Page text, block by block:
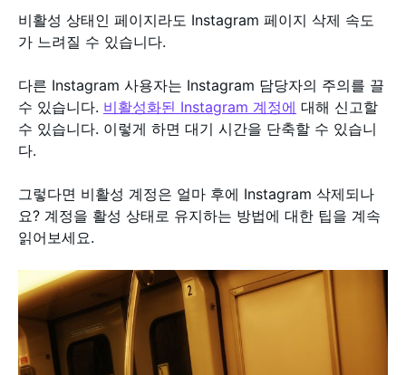
비활성 상태인 페이지라도 Instagram 페이지 삭제 속도
가 느려질 수 있습니다.
다른 Instagram 사용자는 Instagram 담당자의 주의를 끌
수 있습니다. 비활성화된 Instagram 계정에 대해 신고할
수 있습니다. 이렇게 하면 대기 시간을 단축할 수 있습니
다.
그렇다면 비활성 계정은 얼마 후에 Instagram 삭제되나
요? 계정을 활성 상태로 유지하는 방법에 대한 팁을 계속
읽어보세요.